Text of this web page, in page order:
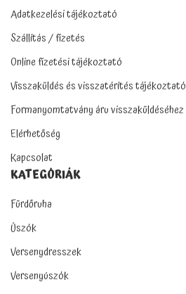
Adatkezelési tájékoztató
Szállítás / fizetés
Online fizetési tájékoztató
Visszaküldés és visszatérítés tájékoztató
Formanyomtatvány áru visszaküldéséhez
Elérhetőség
Kapcsolat
KATEGÓRIÁK
Fürdőruha
Úszók
Versenydresszek
Versenyúszók